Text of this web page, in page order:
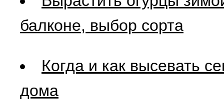
балконе, выбор сорта
Когда и как высевать
дома